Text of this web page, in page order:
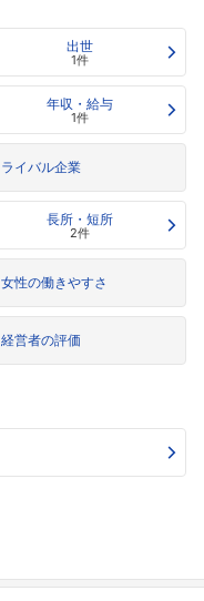
出世
1件
年収・給与
1件
ライバル企業
長所・短所
2件
女性の働きやすさ
経営者の評価